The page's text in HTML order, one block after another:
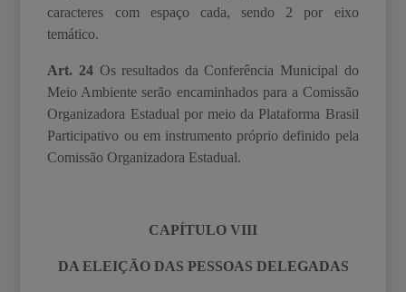
caracteres com espaço cada, sendo 2 por eixo
temático.
Art. 24 Os resultados da Conferência Municipal do
Meio Ambiente serão encaminhados para a Comissão
Organizadora Estadual por meio da Plataforma Brasil
Participativo ou em instrumento próprio definido pela
ComissãoOrganizadora Estadual.
CAPÍTULO VIII
DA ELEIÇÃO DAS PESSOAS DELEGADAS